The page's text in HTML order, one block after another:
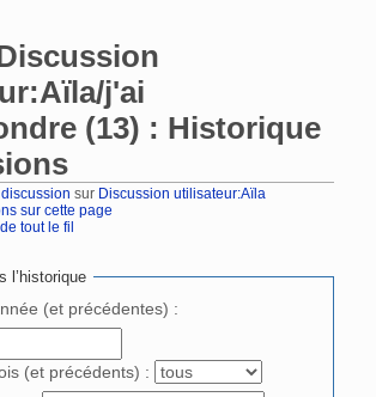
j'ai
(13) : Historique
discussion sur Discussion utilisateur:Aïla
sur cette page
tout le fil
l’historique
(et précédentes) :
(et précédents) :